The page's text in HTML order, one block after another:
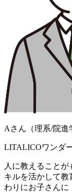
Aさん（理系/院進
LITALICOワンダ
人に教えること
キルを活かして教
わりにお子さん